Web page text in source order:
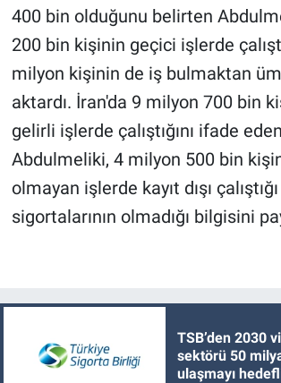
400 bin olduğunu belirten
200 bin kişinin geçici işlerde
milyon kişinin de iş bulmaktan
aktardı. İran'da 9 milyon 700 bin
gelirli işlerde çalıştığını ifade
Abdulmeliki, 4 milyon 500 bin
olmayan işlerde kayıt dışı
sigortalarının olmadığı bilgisini
TSB’den 2030
sektörü 50
ulaşmayı